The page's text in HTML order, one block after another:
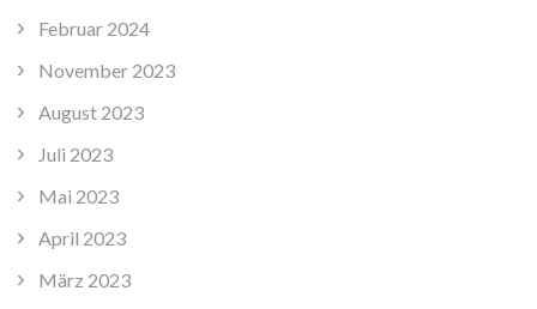
Februar 2024
November 2023
August 2023
Juli 2023
Mai 2023
April 2023
März 2023